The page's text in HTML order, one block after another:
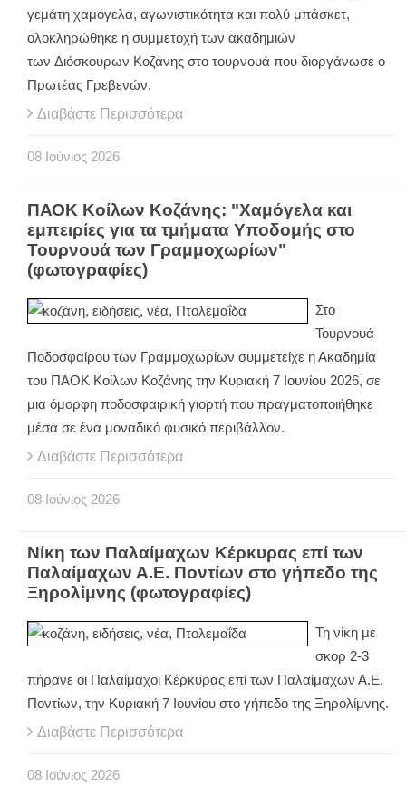
γεμάτη χαμόγελα, αγωνιστικότητα και πολύ μπάσκετ,
ολοκληρώθηκε η συμμετοχή των ακαδημιών
των Διόσκουρων Κοζάνης στο τουρνουά που διοργάνωσε ο
Πρωτέας Γρεβενών.
Διαβάστε Περισσότερα
08 Ιούνιος 2026
ΠΑΟΚ Κοίλων Κοζάνης: "Χαμόγελα και
εμπειρίες για τα τμήματα Υποδομής στο
Τουρνουά των Γραμμοχωρίων"
(φωτογραφίες)
Στο
Τουρνουά
Ποδοσφαίρου των Γραμμοχωρίων συμμετείχε η Ακαδημία
του ΠΑΟΚ Κοίλων Κοζάνης την Κυριακή 7 Ιουνίου 2026, σε
μια όμορφη ποδοσφαιρική γιορτή που πραγματοποιήθηκε
μέσα σε ένα μοναδικό φυσικό περιβάλλον.
Διαβάστε Περισσότερα
08 Ιούνιος 2026
Νίκη των Παλαίμαχων Κέρκυρας επί των
Παλαίμαχων Α.Ε. Ποντίων στο γήπεδο της
Ξηρολίμνης (φωτογραφίες)
Τη νίκη με
σκορ 2-3
πήρανε οι Παλαίμαχοι Κέρκυρας επί των Παλαίμαχων Α.Ε.
Ποντίων, την Κυριακή 7 Ιουνίου στο γήπεδο της Ξηρολίμνης.
Διαβάστε Περισσότερα
08 Ιούνιος 2026